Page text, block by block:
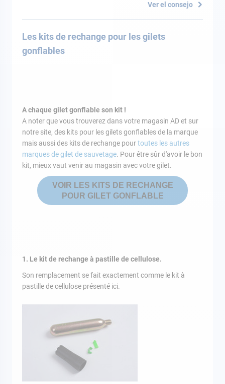
Ver el consejo
Les kits de rechange pour les gilets
gonflables
A chaque gilet gonflable son kit !
A noter que vous trouverez dans votre magasin AD et sur
notre site, des kits pour les gilets gonflables de la marque
mais aussi des kits de rechange pourtoutes les autres
marques de gilet de sauvetage. Pour être sûr d'avoir le bon
kit, mieux vaut venir au magasin avec votre gilet.
VOIR LES KITS DE RECHANGE
POUR GILET GONFLABLE
1. Le kit de rechange à pastille de cellulose.
Son remplacement se fait exactement comme le kit à
pastille de cellulose présenté ici.